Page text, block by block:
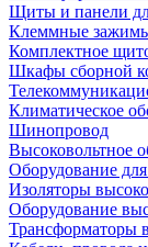
Щиты и панели
Клеммные
Комплектное
Шкафы сборной
Климатическое
Шинопровод
Высоковольтное
Оборудование
Изоляторы
Оборудование
Трансформаторы